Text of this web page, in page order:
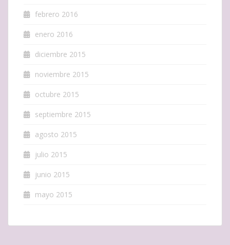
febrero 2016
enero 2016
diciembre 2015
noviembre 2015
octubre 2015
septiembre 2015
agosto 2015
julio 2015
junio 2015
mayo 2015